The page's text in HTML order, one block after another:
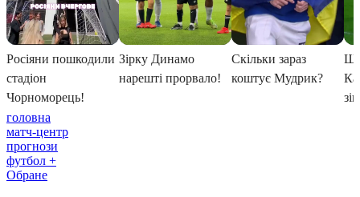
головна
матч-центр
прогнози
футбол +
Обране